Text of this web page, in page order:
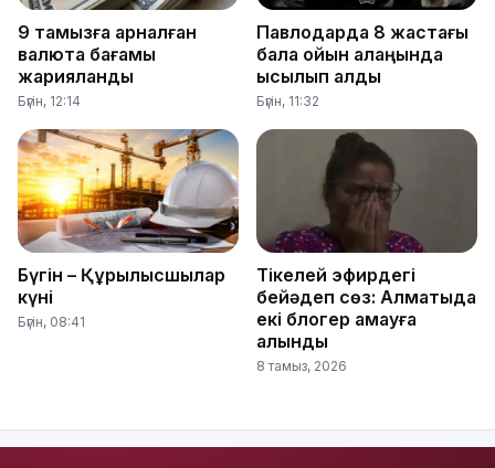
9 тамызға арналған
валюта бағамы
жарияланды
Бүгін, 12:14
Павлодарда 8 жастағы
бала ойын алаңында
қысылып қалды
Бүгін, 11:32
Бүгін – Құрылысшылар
күні
Бүгін, 08:41
Тікелей эфирдегі
бейәдеп сөз: Алматыда
екі блогер қамауға
алынды
8 тамыз, 2026